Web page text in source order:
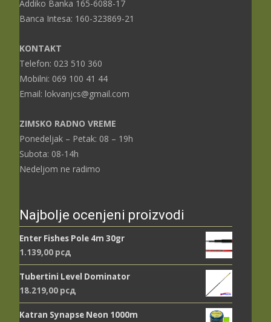
Addiko Banka 165-6088-17
Banca Intesa: 160-323869-21
KONTAKT
Telefon: 023 510 360
Mobilni: 069 100 41 44
Email: lokvanjcs@gmail.com
ZIMSKO RADNO VREME
Ponedeljak – Petak: 08 – 19h
Subota: 08-14h
Nedeljom ne radimo
Najbolje ocenjeni proizvodi
Enter Fishes Pole 4m 30gr
1.139,00 рсд
Tubertini Level Dominator
18.219,00 рсд
Katran Synapse Neon 1000m